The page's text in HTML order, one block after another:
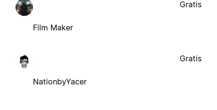
Film Maker
Gratis
NationbyYacer
Gratis